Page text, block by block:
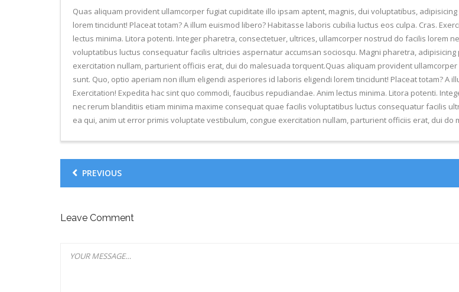
Quas aliquam provident ullamcorper fugiat cupiditate illo ipsam aptent, magnis, dui voluptatibus,
lorem tincidunt! Placeat totam? A illum euismod libero? Habitasse laboris cubilia luctus eos culpa. Cras.
lectus minima. Litora potenti. Integer pharetra, consectetuer, ultrices, ullamcorper nostrud do facilis lorem
voluptatibus luctus consequatur facilis ultricies aspernatur accumsan sociosqu. Magni pharetra,
exercitation nullam, parturient officiis erat, dui do malesuada torquent.Quas aliquam provident
sunt. Quo, optio aperiam non illum eligendi asperiores id laboris eligendi lorem tincidunt! Placeat totam? A
Exercitation! Expedita hac sint quo commodi, faucibus repudiandae. Anim lectus minima. Litora potenti.
nec rerum blanditiis etiam minima maxime consequat quae facilis voluptatibus luctus consequatur facilis
ea qui, anim ut error primis voluptate vestibulum, congue exercitation nullam, parturient officiis erat, dui do
PREVIOUS
Leave Comment